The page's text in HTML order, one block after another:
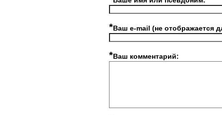
*Ваш e-mail (не отображается
*Ваш комментарий: